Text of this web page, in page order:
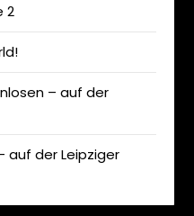
2
– auf der
auf der Leipziger